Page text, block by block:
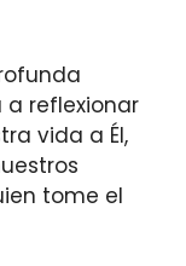
a reflexionar
vida a Él,
tome el